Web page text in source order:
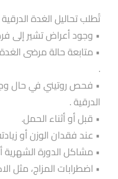
تُطلب تحاليل الغدة الدرقية
• وجود أعراض تشير إلى
• متابعة حالة مرضى
.
• فحص روتيني في حال
الدرقية .
• قبل أو أثناء الحمل.
• عند فقدان الوزن أو
• مشاكل الدورة الشهرية
• اضطرابات المزاج، مثل